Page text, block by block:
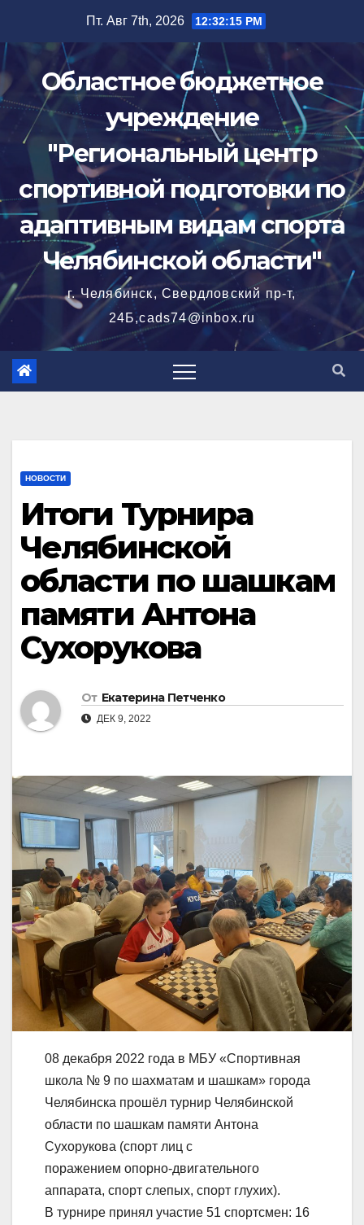
содержимому
Пт. Авг 7th, 2026 12:32:16 PM
Областное бюджетное
учреждение
"Региональный центр
спортивной подготовки по
адаптивным видам спорта
Челябинской области"
г. Челябинск, Свердловский пр-т,
24Б,cads74@inbox.ru
НОВОСТИ
Итоги Турнира
Челябинской
области по шашкам
памяти Антона
Сухорукова
От Екатерина Петченко
ДЕК 9, 2022
08 декабря 2022 года в МБУ «Спортивная
школа № 9 по шахматам и шашкам» города
Челябинска прошёл турнир Челябинской
области по шашкам памяти Антона
Сухорукова (спорт лиц с
поражением опорно-двигательного
аппарата, спорт слепых, спорт глухих).
В турнире принял участие 51 спортсмен: 16